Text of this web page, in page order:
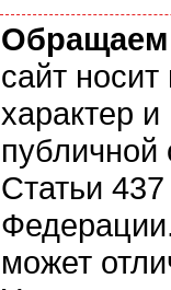
сайт
характер
Статьи
может